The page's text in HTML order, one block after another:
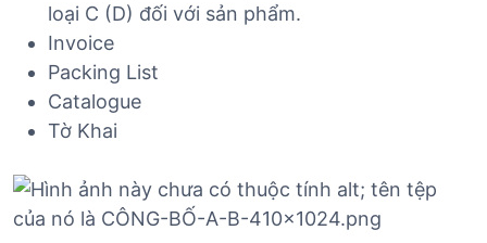
loại C (D) đối với sản phẩm.
Invoice
Packing List
Catalogue
Tờ Khai